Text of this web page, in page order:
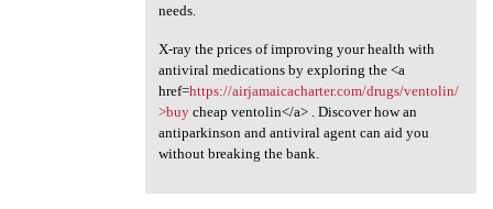
needs.
X-ray the prices of improving your health with
antiviral medications by exploring the <a
href=https://airjamaicacharter.com/drugs/ventolin/
>buycheap ventolin</a> . Discover how an
antiparkinson and antiviral agent can aid you
without breaking the bank.